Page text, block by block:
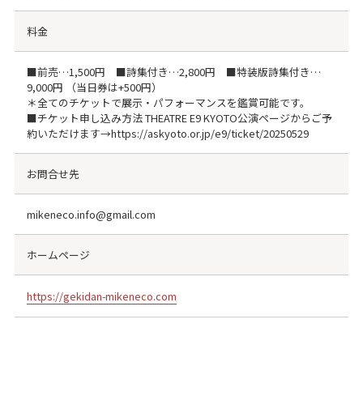
料金
■前売…1,500円 ■詩集付き…2,800円 ■特装版詩集付き…
9,000円 （当日券は+500円）
＊全てのチケットで展示・パフォーマンスを鑑賞可能です。
■チケット申し込み方法 THEATRE E9 KYOTO公演ページからご予
約いただけます→https://askyoto.or.jp/e9/ticket/20250529
お問合せ先
mikeneco.info@gmail.com
ホームページ
https://gekidan-mikeneco.com